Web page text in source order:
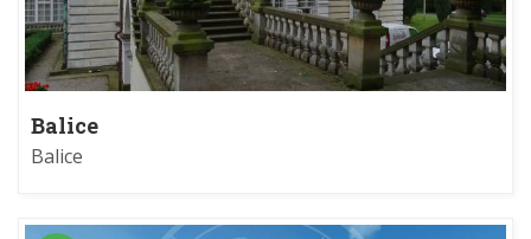
Balice
Balice